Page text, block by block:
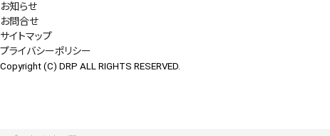
お知らせ
お問合せ
サイトマップ
プライバシーポリシー
Copyright (C) DRP ALL RIGHTS RESERVED.